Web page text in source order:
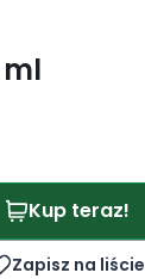
ml
Kup teraz!
Zapisz na liście